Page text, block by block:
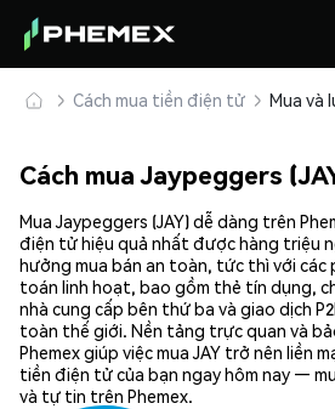
Cách mua tiền điện tử
Cách mua Jaypeggers
Mua Jaypeggers (JAY) dễ dàng trên
điện tử hiệu quả nhất được hàng triệu
hưởng mua bán an toàn, tức thì với
toán linh hoạt, bao gồm thẻ tín dụng,
nhà cung cấp bên thứ ba và giao dịch
toàn thế giới. Nền tảng trực quan và
Phemex giúp việc mua JAY trở nên liền
tiền điện tử của bạn ngay hôm nay —
và tự tin trên Phemex.